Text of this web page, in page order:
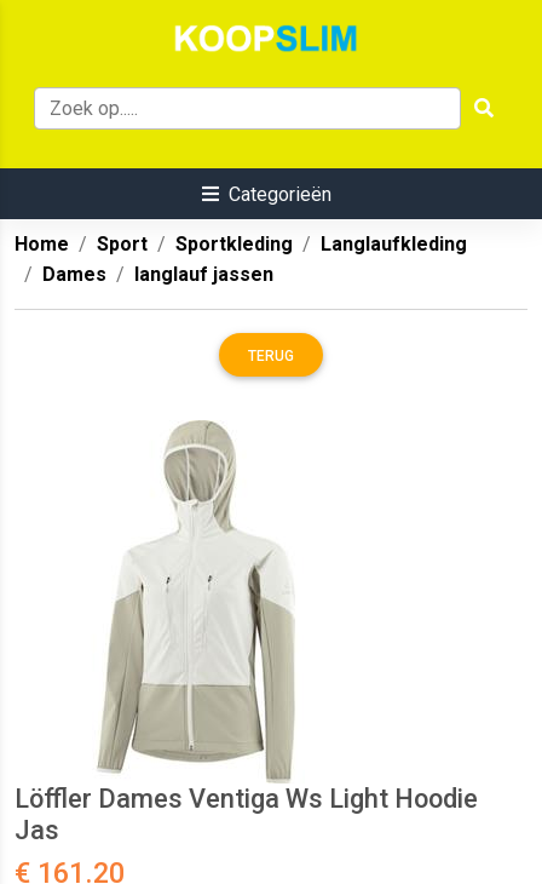
Categorieën
Home Sport Sportkleding
Langlaufkleding
Dames
langlauf jassen
TERUG
Löffler Dames Ventiga Ws Light Hoodie
Jas
€ 161.20